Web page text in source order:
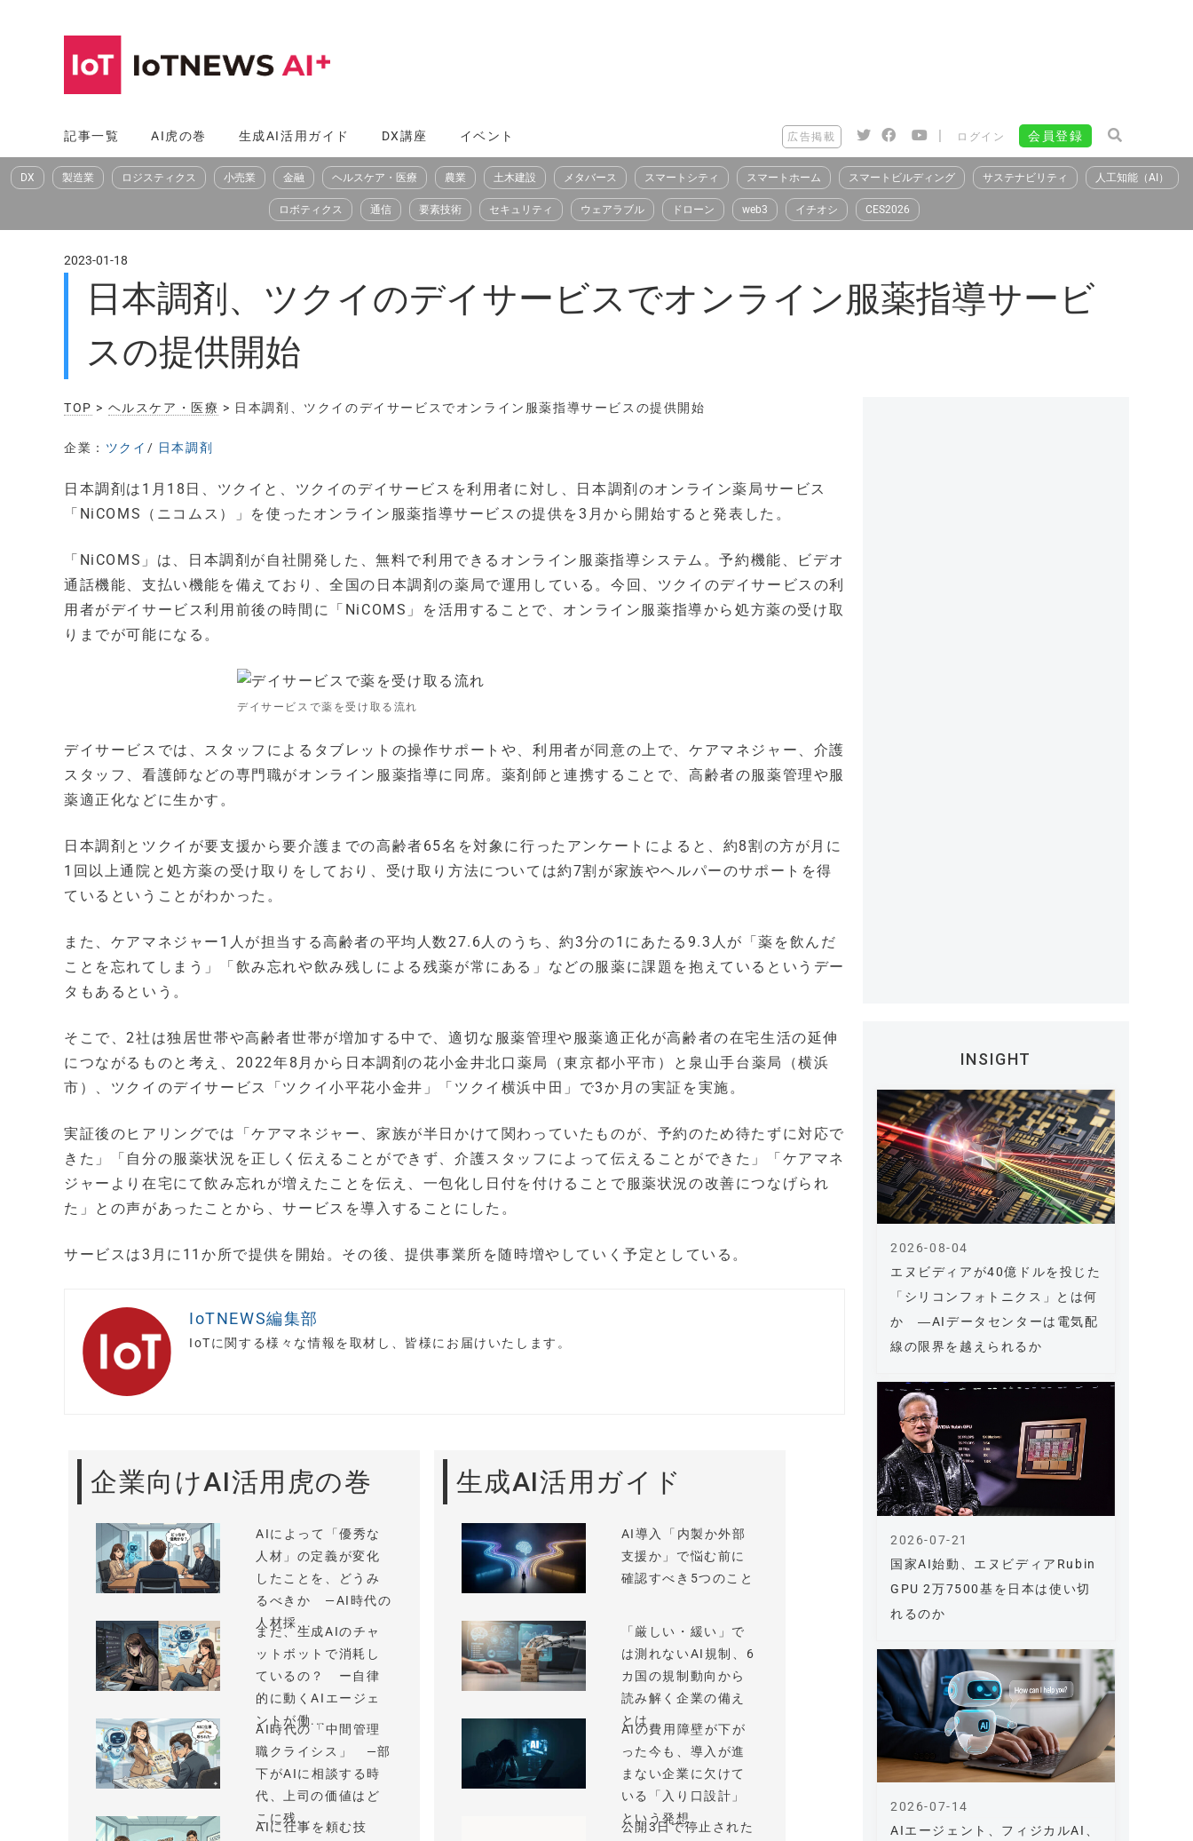
へ
ス
記事一覧 AI虎の巻 生成AI活用ガイド DX講座 イベント 広告掲載 | ログイン 会員登録
DX 製造業 ロジスティクス 小売業 金融 ヘルスケア・医療 農業 土木建設 メタバース スマートシティ スマートホーム スマートビルディング サステナビリティ 人工知能（AI）
ロボティクス 通信 要素技術 セキュリティ ウェアラブル ドローン web3 イチオシ CES2026
2023-01-18
日本調剤、ツクイのデイサービスでオンライン服薬指導サービ
スの提供開始
TOP > ヘルスケア・医療 > 日本調剤、ツクイのデイサービスでオンライン服薬指導サービスの提供開始
企業： ツクイ / 日本調剤
日本調剤は1月18日、ツクイと、ツクイのデイサービスを利用者に対し、日本調剤のオンライン薬局サービス
「NiCOMS（ニコムス）」を使ったオンライン服薬指導サービスの提供を3月から開始すると発表した。
「NiCOMS」は、日本調剤が自社開発した、無料で利用できるオンライン服薬指導システム。予約機能、ビデオ
通話機能、支払い機能を備えており、全国の日本調剤の薬局で運用している。今回、ツクイのデイサービスの利
用者がデイサービス利用前後の時間に「NiCOMS」を活用することで、オンライン服薬指導から処方薬の受け取
りまでが可能になる。
デイサービスで薬を受け取る流れ
デイサービスでは、スタッフによるタブレットの操作サポートや、利用者が同意の上で、ケアマネジャー、介護
スタッフ、看護師などの専門職がオンライン服薬指導に同席。薬剤師と連携することで、高齢者の服薬管理や服
薬適正化などに生かす。
日本調剤とツクイが要支援から要介護までの高齢者65名を対象に行ったアンケートによると、約8割の方が月に
1回以上通院と処方薬の受け取りをしており、受け取り方法については約7割が家族やヘルパーのサポートを得
ているということがわかった。
また、ケアマネジャー1人が担当する高齢者の平均人数27.6人のうち、約3分の1にあたる9.3人が「薬を飲んだ
ことを忘れてしまう」「飲み忘れや飲み残しによる残薬が常にある」などの服薬に課題を抱えているというデー
タもあるという。
そこで、2社は独居世帯や高齢者世帯が増加する中で、適切な服薬管理や服薬適正化が高齢者の在宅生活の延伸
につながるものと考え、2022年8月から日本調剤の花小金井北口薬局（東京都小平市）と泉山手台薬局（横浜
市）、ツクイのデイサービス「ツクイ小平花小金井」「ツクイ横浜中田」で3か月の実証を実施。
実証後のヒアリングでは「ケアマネジャー、家族が半日かけて関わっていたものが、予約のため待たずに対応で
きた」「自分の服薬状況を正しく伝えることができず、介護スタッフによって伝えることができた」「ケアマネ
ジャーより在宅にて飲み忘れが増えたことを伝え、一包化し日付を付けることで服薬状況の改善につなげられ
た」との声があったことから、サービスを導入することにした。
サービスは3月に11か所で提供を開始。その後、提供事業所を随時増やしていく予定としている。
IoTNEWS編集部
IoTに関する様々な情報を取材し、皆様にお届けいたします。
企業向けAI活用虎の巻
AIによって「優秀な
人材」の定義が変化
したことを、どうみ
るべきか —AI時代の
人材採...
まだ、生成AIのチャ
ットボットで消耗し
ているの？ ー自律
的に動くAIエージェ
ントが働...
AI時代の「中間管理
職クライシス」 —部
下がAIに相談する時
代、上司の価値はど
こに残...
AIに仕事を頼む技
生成AI活用ガイド
AI導入「内製か外部
支援か」で悩む前に
確認すべき5つのこと
「厳しい・緩い」で
は測れないAI規制、6
カ国の規制動向から
読み解く企業の備え
とは
AIの費用障壁が下が
った今も、導入が進
まない企業に欠けて
いる「入り口設計」
という発想
公開3日で停止された
INSIGHT
エヌビディアが40億ドルを投じた
「シリコンフォトニクス」とは何
か ―AIデータセンターは電気配
線の限界を越えられるか
2026-08-04
国家AI始動、エヌビディアRubin
GPU 2万7500基を日本は使い切
れるのか
2026-07-21
AIエージェント、フィジカルAI、
2026-07-14